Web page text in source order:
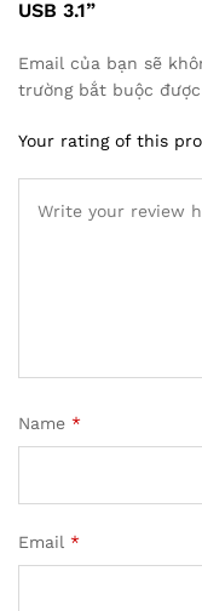
USB 3.1”
Email của bạn sẽ
trường bắt buộc
Your rating of this
Name *
Email *